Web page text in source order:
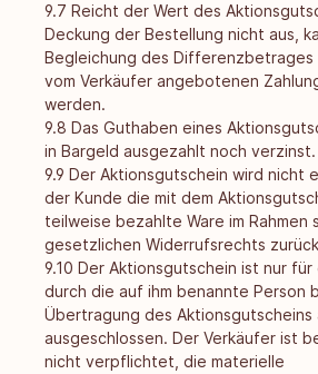
9.7 Reicht der Wert des
Deckung der Bestellung nicht aus,
Begleichung des Differenzbetrages
vom Verkäufer angebotenen
werden.
9.8 Das Guthaben eines
in Bargeld ausgezahlt noch verzinst.
9.9 Der Aktionsgutschein wird nicht
der Kunde die mit dem
teilweise bezahlte Ware im Rahmen
gesetzlichen Widerrufsrechts
9.10 Der Aktionsgutschein ist nur
durch die auf ihm benannte Person
Übertragung des
ausgeschlossen. Der Verkäufer ist
nicht verpflichtet, die materielle